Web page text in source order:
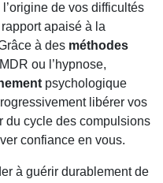
de vos difficultés
apaisé à la
à des méthodes
ou l’hypnose,
psychologique
libérer vos
du cycle des compulsions
confiance en vous.
à guérir durablement de